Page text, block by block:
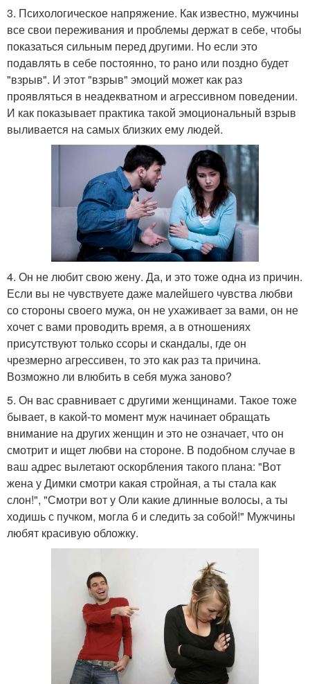
3. Психологическое напряжение. Как известно, мужчины
все свои переживания и проблемы держат в себе, чтобы
показаться сильным перед другими. Но если это
подавлять в себе постоянно, то рано или поздно будет
"взрыв". И этот "взрыв" эмоций может как раз
проявляться в неадекватном и агрессивном поведении.
И как показывает практика такой эмоциональный взрыв
выливается на самых близких ему людей.
4. Он не любит свою жену. Да, и это тоже одна из причин.
Если вы не чувствуете даже малейшего чувства любви
со стороны своего мужа, он не ухаживает за вами, он не
хочет с вами проводить время, а в отношениях
присутствуют только ссоры и скандалы, где он
чрезмерно агрессивен, то это как раз та причина.
Возможно ли влюбить в себя мужа заново?
5. Он вас сравнивает с другими женщинами. Такое тоже
бывает, в какой-то момент муж начинает обращать
внимание на других женщин и это не означает, что он
смотрит и ищет любви на стороне. В подобном случае в
ваш адрес вылетают оскорбления такого плана: "Вот
жена у Димки смотри какая стройная, а ты стала как
слон!", "Смотри вот у Оли какие длинные волосы, а ты
ходишь с пучком, могла б и следить за собой!" Мужчины
любят красивую обложку.